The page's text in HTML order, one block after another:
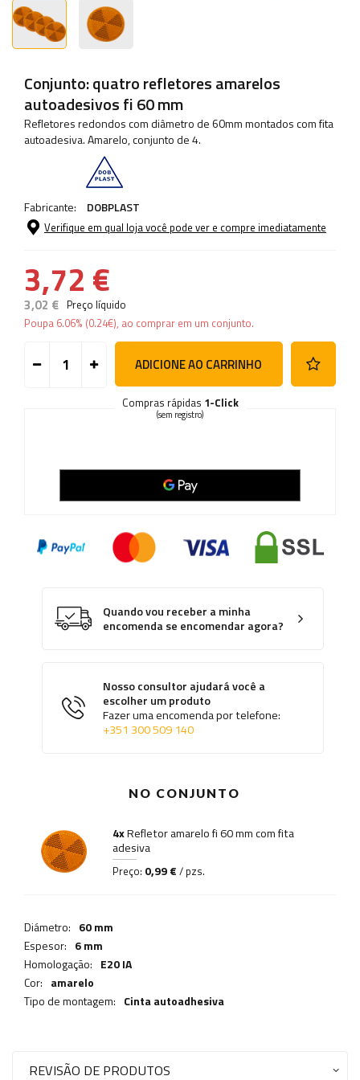
Conjunto: quatro refletores amarelos
autoadesivos fi 60 mm
Refletores redondos com diâmetro de 60mm montados com fita
autoadesiva. Amarelo, conjunto de 4.
Fabricante: DOBPLAST
Verifique em qual loja você pode ver e compre imediatamente
3,72 €
3,02 € Preço líquido
Poupa 6.06% (0.24€), ao comprar em um conjunto.
ADICIONE AO CARRINHO
Compras rápidas 1-Click
(sem registro)
Quando vou receber a minha
encomenda se encomendar agora?
Nosso consultor ajudará você a
escolher um produto
Fazer uma encomenda por telefone:
+351 300 509 140
NO CONJUNTO
4xRefletor amarelo fi 60 mm com fita
adesiva
Preço: 0,99 € / pzs.
Diámetro: 60 mm
Espesor: 6 mm
Homologação: E20 IA
Cor: amarelo
Tipo de montagem: Cinta autoadhesiva
REVISÃO DE PRODUTOS